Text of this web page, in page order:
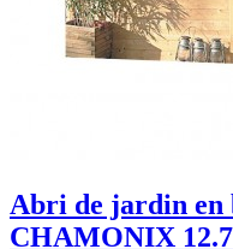
Abri de jardin en
CHAMONIX